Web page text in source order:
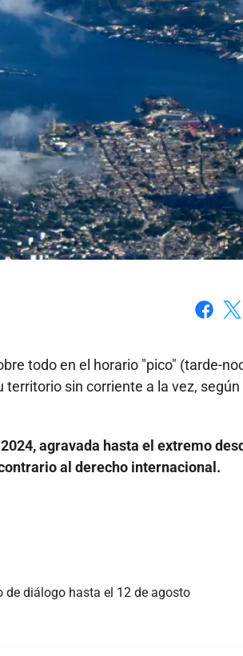
todo en el horario "pico" (tarde-
sin corriente a la vez, según
agravada hasta el extremo
al derecho internacional.
de diálogo hasta el 12 de agosto